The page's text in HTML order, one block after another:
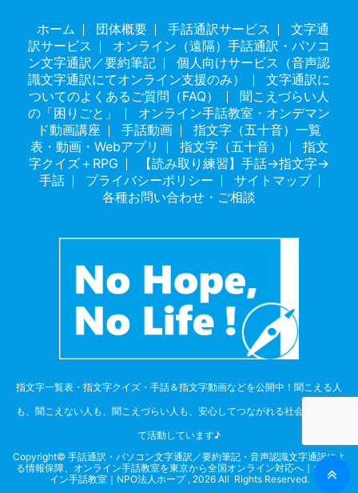
ホーム 団体概要 手話通訳サービス
文字通
訳サービス
オンライン（遠隔）手話通訳・パソコ
ン文字通訳／要約筆記
個人向けサービス（音声認
識文字通訳にてオンライン支援のみ）
文字通訳に
ついてのよくあるご質問（FAQ）
聞こえづらい人
の「困りごと」
オンライン手話教室・オンデマン
ド動画講座
手話動画
指文字（五十音）一覧
表・動画・Webアプリ
指文字（五十音）
指文
字クイズ＋RPG
【読み取り練習】手話→指文字→
手話
プライバシーポリシー
サイトマップ
各種お問い合わせ・ご相談
指文字一覧表・指文字クイズ・手話＆指文字動画などを公開中！聞こえる人
も、聞こえない人も、聞こえづらい人も、安心してつながれる社会を目指し
て活動しています♪
Copyright© 手話通訳・パソコン文字通訳／要約筆記・音声認識文字通訳によ
る情報保障、オンライン手話教室を東京から全国オンライン対応へ｜オンラ
イン手話教室｜NPO法人ホープ , 2026 All Rights Reserved.